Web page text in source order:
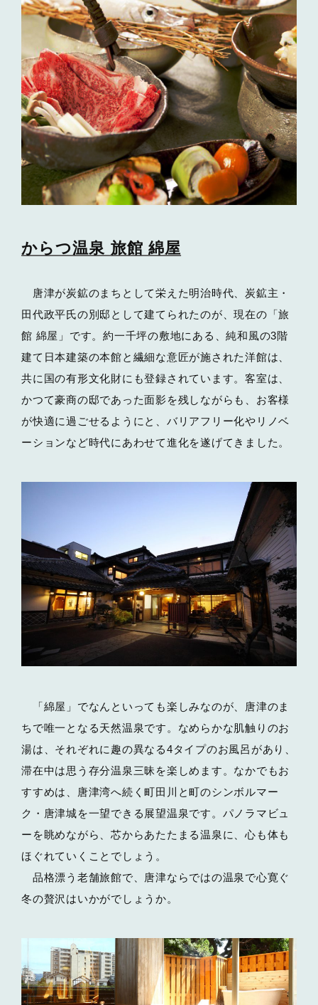
からつ温泉 旅館 綿屋
唐津が炭鉱のまちとして栄えた明治時代、炭鉱主・
田代政平氏の別邸として建てられたのが、現在の「旅
館 綿屋」です。約一千坪の敷地にある、純和風の3階
建て日本建築の本館と繊細な意匠が施された洋館は、
共に国の有形文化財にも登録されています。客室は、
かつて豪商の邸であった面影を残しながらも、お客様
が快適に過ごせるようにと、バリアフリー化やリノベ
ーションなど時代にあわせて進化を遂げてきました。
「綿屋」でなんといっても楽しみなのが、唐津のま
ちで唯一となる天然温泉です。なめらかな肌触りのお
湯は、それぞれに趣の異なる4タイプのお風呂があり、
滞在中は思う存分温泉三昧を楽しめます。なかでもお
すすめは、唐津湾へ続く町田川と町のシンボルマー
ク・唐津城を一望できる展望温泉です。パノラマビュ
ーを眺めながら、芯からあたたまる温泉に、心も体も
ほぐれていくことでしょう。
品格漂う老舗旅館で、唐津ならではの温泉で心寛ぐ
冬の贅沢はいかがでしょうか。